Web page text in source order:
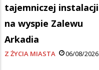
tajemniczej instalacji
na wyspie Zalewu
Arkadia
Z ŻYCIA MIASTA 06/08/2026